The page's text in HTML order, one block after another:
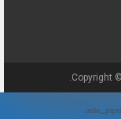
Copyright